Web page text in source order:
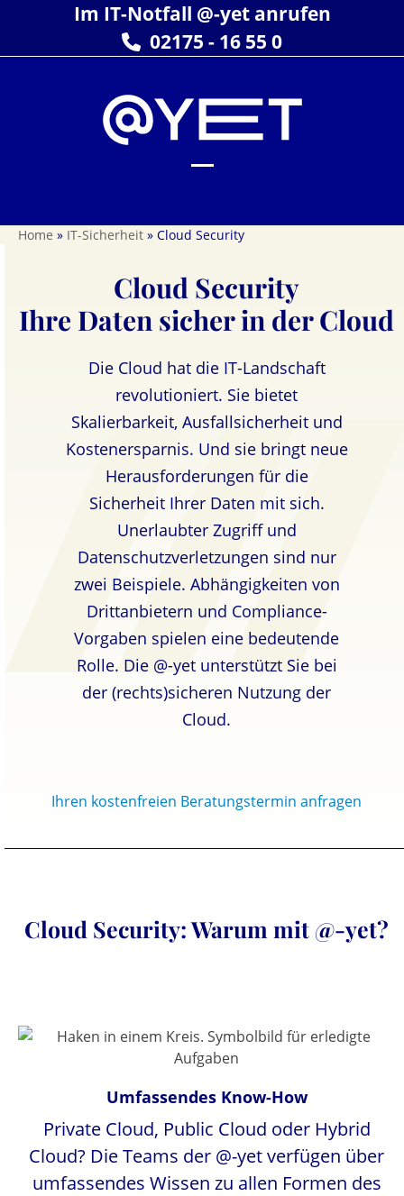
content
Im IT-Notfall @-yet anrufen
02175 - 16 55 0
menu
menu
Home » IT-Sicherheit » Cloud Security
Cloud Security
Ihre Daten sicher in der Cloud
Die Cloud hat die IT-Landschaft
revolutioniert. Sie bietet
Skalierbarkeit, Ausfallsicherheit und
Kostenersparnis. Und sie bringt neue
Herausforderungen für die
Sicherheit Ihrer Daten mit sich.
Unerlaubter Zugriff und
Datenschutzverletzungen sind nur
zwei Beispiele. Abhängigkeiten von
Drittanbietern und Compliance-
Vorgaben spielen eine bedeutende
Rolle. Die @-yet unterstützt Sie bei
der (rechts)sicheren Nutzung der
Cloud.
Ihren kostenfreien Beratungstermin anfragen
Cloud Security: Warum mit @-yet?
Umfassendes Know-How
Private Cloud, Public Cloud oder Hybrid
Cloud? Die Teams der @-yet verfügen über
umfassendes Wissen zu allen Formen des